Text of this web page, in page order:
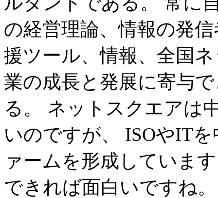
の経営理論、情報の発
援ツール、情報、全国
業の成長と発展に寄与
る。 ネットスクエアは
いのですが、 ISOやIT
ァームを形成していま
できれば面白いですね